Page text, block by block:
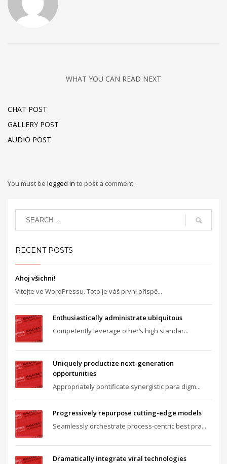
WHAT YOU CAN READ NEXT
CHAT POST
GALLERY POST
AUDIO POST
You must be logged in to post a comment.
RECENT POSTS
Ahoj všichni!
Vítejte ve WordPressu. Toto je váš první příspě...
Enthusiastically administrate ubiquitous
Competently leverage other’s high standar...
Uniquely productize next-generation
opportunities
Appropriately pontificate synergistic para digm...
Progressively repurpose cutting-edge models
Seamlessly orchestrate process-centric best pra...
Dramatically integrate viral technologies